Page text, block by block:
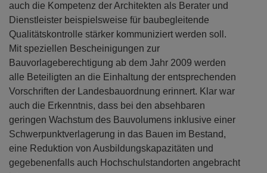
auch die Kompetenz der Architekten als Berater und
Dienstleister beispielsweise für baubegleitende
Qualitätskontrolle stärker kommuniziert werden soll.
Mit speziellen Bescheinigungen zur
Bauvorlageberechtigung ab dem Jahr 2009 werden
alle Beteiligten an die Einhaltung der entsprechenden
Vorschriften der Landesbauordnung erinnert. Klar war
auch die Erkenntnis, dass bei den absehbaren
geringen Wachstum des Bauvolumens inklusive einer
Schwerpunktverlagerung in das Bauen im Bestand,
eine Reduktion von Ausbildungskapazitäten und
gegebenenfalls auch Hochschulstandorten angebracht